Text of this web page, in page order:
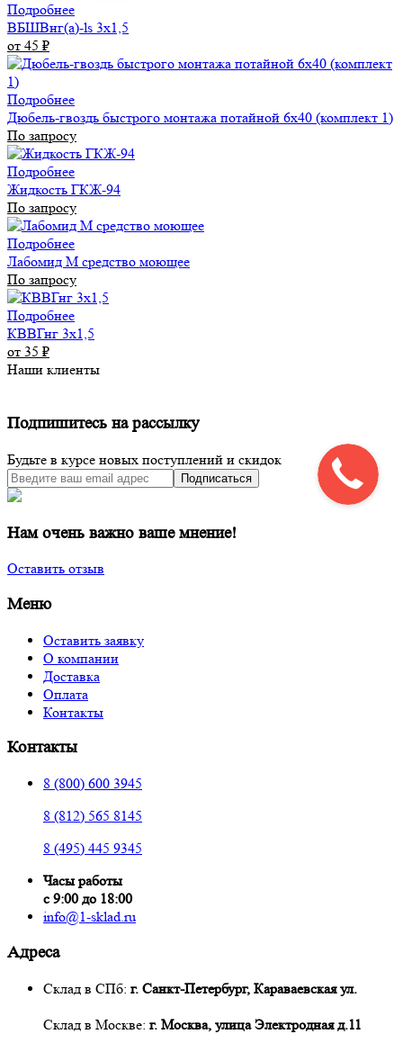
Подробнее
ВБШВнг(а)-ls 3х1,5
от 45 ₽
Подробнее
Дюбель-гвоздь быстрого монтажа потайной 6х40 (комплект 1)
По запросу
Подробнее
Жидкость ГКЖ-94
По запросу
Подробнее
Лабомид М средство моющее
По запросу
Подробнее
КВВГнг 3х1,5
от 35 ₽
Наши клиенты
Подпишитесь на рассылку
Будьте в курсе новых поступлений и скидок
Подписаться
Нам очень важно ваше мнение!
Оставить отзыв
Меню
Оставить заявку
О компании
Доставка
Оплата
Контакты
Контакты
8 (800) 600 3945
8 (812) 565 8145
8 (495) 445 9345
Часы работы
с 9:00 до 18:00
info@1-sklad.ru
Адреса
Склад в СПб: г. Санкт-Петербург, Караваевская ул.
Склад в Москве: г. Москва, улица Электродная д.11